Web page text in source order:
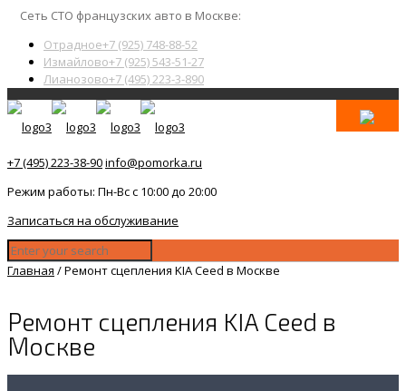
Сеть СТО французских авто в Москве:
Отрадное+7 (925) 748-88-52
Измайлово+7 (925) 543-51-27
Лианозово+7 (495) 223-3-890
+7 (495) 223-38-90info@pomorka.ru
Режим работы: Пн-Вс с 10:00 до 20:00
Записаться на обслуживание
Главная /Ремонт сцепления KIA Ceed в Москве
Ремонт сцепления KIA Ceed в
Москве